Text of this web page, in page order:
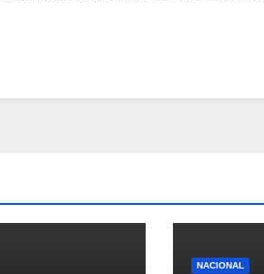
NACIONAL